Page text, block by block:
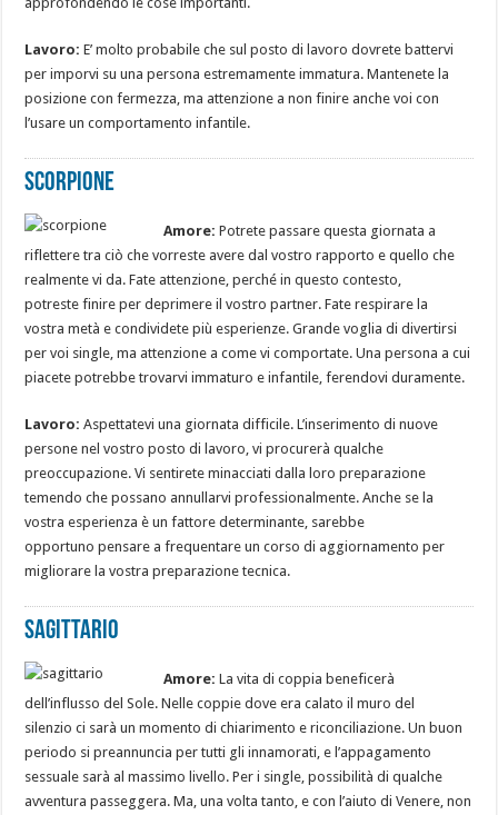
Lavoro: E’ molto probabile che sul posto di lavoro dovrete battervi
per imporvi su una persona estremamente immatura. Mantenete la
posizione con fermezza, ma attenzione a non finire anche voi con
l’usare un comportamento infantile.
Scorpione
Amore: Potrete passare questa giornata a
riflettere tra ciò che vorreste avere dal vostro rapporto e quello che
realmente vi da. Fate attenzione, perché in questo contesto,
potreste finire per deprimere il vostro partner. Fate respirare la
vostra metà e condividete più esperienze. Grande voglia di divertirsi
per voi single, ma attenzione a come vi comportate. Una persona a cui
piacete potrebbe trovarvi immaturo e infantile, ferendovi duramente.
Lavoro: Aspettatevi una giornata difficile. L’inserimento di nuove
persone nel vostro posto di lavoro, vi procurerà qualche
preoccupazione. Vi sentirete minacciati dalla loro preparazione
temendo che possano annullarvi professionalmente. Anche se la
vostra esperienza è un fattore determinante, sarebbe
opportuno pensare a frequentare un corso di aggiornamento per
migliorare la vostra preparazione tecnica.
Sagittario
Amore: La vita di coppia beneficerà
dell’influsso del Sole. Nelle coppie dove era calato il muro del
silenzio ci sarà un momento di chiarimento e riconciliazione. Un buon
periodo si preannuncia per tutti gli innamorati, e l’appagamento
sessuale sarà al massimo livello. Per i single, possibilità di qualche
avventura passeggera. Ma, una volta tanto, e con l’aiuto di Venere, non